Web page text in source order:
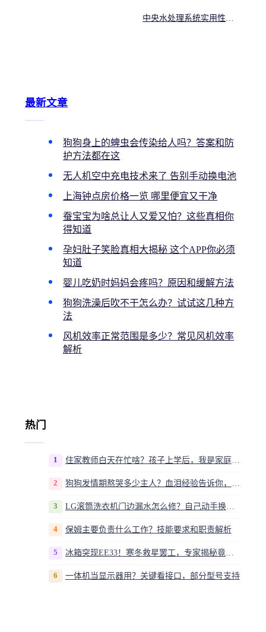
中央水处理系统实用性解
最新文章
狗狗身上的蜱虫会传染给人吗？答案和防
护方法都在这
无人机空中充电技术来了 告别手动换电池
上海钟点房价格一览 哪里便宜又干净
蚕宝宝为啥总让人又爱又怕？这些真相你
得知道
孕妇肚子笑脸真相大揭秘 这个APP你必须
知道
婴儿吃奶时妈妈会疼吗？原因和缓解方法
狗狗洗澡后吹不干怎么办？试试这几种方
法
风机效率正常范围是多少？常见风机效率
解析
热门
1 住家教师白天在忙啥？孩子上学后，我是家庭运营官
2
3 LG滚筒洗衣机门边漏水怎么修？自己动手换密封圈教程视频
4 保姆主要负责什么工作？技能要求和职责解析
5 冰箱突现EE33！寒冬救星罢工，专家揭秘竟是无解故障？
6 一体机当显示器用？关键看接口，部分型号支持